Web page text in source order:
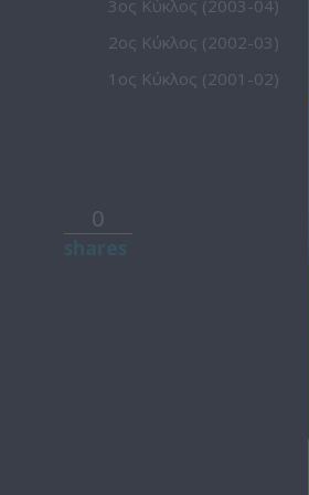
3ος Κύκλος (2003-04)
2ος Κύκλος (2002-03)
1ος Κύκλος (2001-02)
0